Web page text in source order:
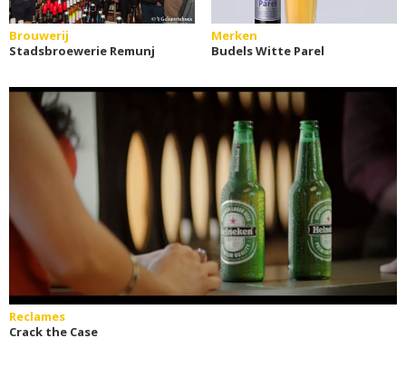
Brouwerij
Stadsbroewerie Remunj
Merken
Budels Witte Parel
Reclames
Crack the Case